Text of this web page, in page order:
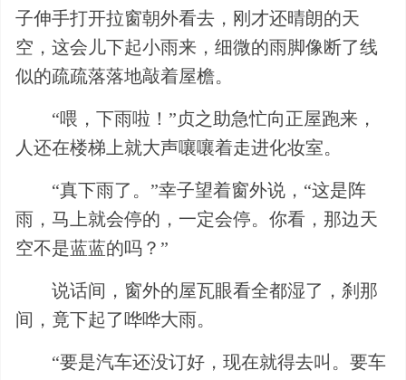
子伸手打开拉窗朝外看去，刚才还晴朗的天
空，这会儿下起小雨来，细微的雨脚像断了线
似的疏疏落落地敲着屋檐。
“喂，下雨啦！”贞之助急忙向正屋跑来，
人还在楼梯上就大声嚷嚷着走进化妆室。
“真下雨了。”幸子望着窗外说，“这是阵
雨，马上就会停的，一定会停。你看，那边天
空不是蓝蓝的吗？”
说话间，窗外的屋瓦眼看全都湿了，刹那
间，竟下起了哗哗大雨。
“要是汽车还没订好，现在就得去叫。要车